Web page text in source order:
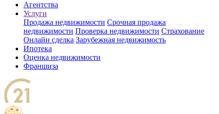
Агентства
Услуги
Продажа недвижимости Срочная продажа
недвижимости Проверка недвижимости Страхование
Онлайн сделка Зарубежная недвижимость
Ипотека
Оценка недвижимости
Франшиза